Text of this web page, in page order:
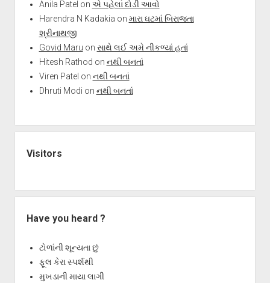
Anila Patel on એ પહેલાં દોડી આવો
Harendra N Kadakia on મારા ઘટમાં બિરાજતા
શ્રીનાથજી
Govid Maru on સાથે લઈ અમે નીકળ્યાં હતાં
Hitesh Rathod on નથી બનતાં
Viren Patel on નથી બનતાં
Dhruti Modi on નથી બનતાં
Visitors
Have you heard ?
ટોળાંની શૂન્યતા છું
ફૂલ કેરા સ્પર્શથી
મુખડાની માયા લાગી